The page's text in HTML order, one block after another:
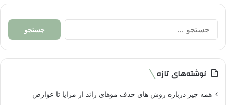
جستجو
نوشته‌های تازه
همه چیز درباره روش های حذف موهای زائد از مزایا تا عوارض